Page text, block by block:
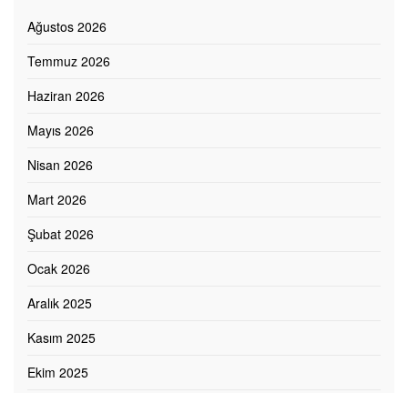
Ağustos 2026
Temmuz 2026
Haziran 2026
Mayıs 2026
Nisan 2026
Mart 2026
Şubat 2026
Ocak 2026
Aralık 2025
Kasım 2025
Ekim 2025